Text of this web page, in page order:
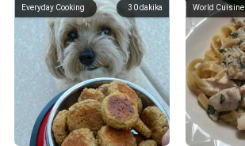
30dakika
Everyday Cooking World Cuisine